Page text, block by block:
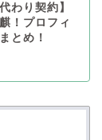
わり契約】
！プロフィ
とめ！